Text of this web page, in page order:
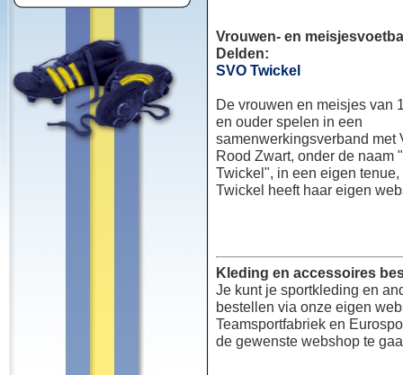
Vrouwen- en
Delden:
SVO Twickel
De vrouwen en meisjes van
en ouder spelen in een
samenwerkingsverband met
Rood Zwart, onder de naam
Twickel", in een eigen
Twickel heeft haar eigen
Kleding en accessoires
Je kunt je sportkleding en
bestellen via onze eigen
Teamsportfabriek en
de gewenste webshop te